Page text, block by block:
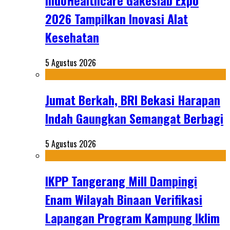
2026 Tampilkan Inovasi Alat
Kesehatan
5 Agustus 2026
Jumat Berkah, BRI Bekasi Harapan
Indah Gaungkan Semangat Berbagi
5 Agustus 2026
IKPP Tangerang Mill Dampingi
Enam Wilayah Binaan Verifikasi
Lapangan Program Kampung Iklim